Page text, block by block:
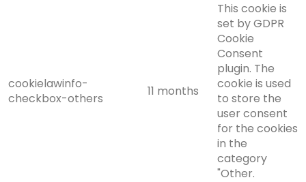
cookielawinfo-
checkbox-others
11 months
This cookie is
set by GDPR
Cookie
Consent
plugin. The
cookie is used
to store the
user consent
for the cookies
in the
category
"Other.